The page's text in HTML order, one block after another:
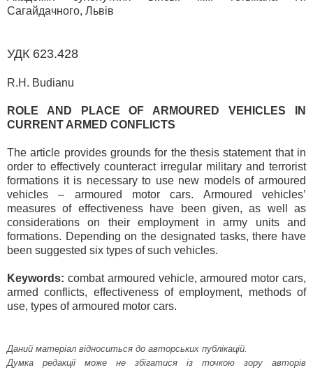
Сагайдачного, Львів
УДК 623.428
R.H. Budianu
ROLE AND PLACE OF ARMOURED VEHICLES IN
CURRENT ARMED CONFLICTS
The article provides grounds for the thesis statement that in
order to effectively counteract irregular military and terrorist
formations it is necessary to use new models of armoured
vehicles – armoured motor cars. Armoured vehicles’
measures of effectiveness have been given, as well as
considerations on their employment in army units and
formations. Depending on the designated tasks, there have
been suggested six types of such vehicles.
Keywords: combat armoured vehicle, armoured motor cars,
armed conflicts, effectiveness of employment, methods of
use, types of armoured motor cars.
Даний матеріал відноситься до авторських публікацій.
Думка редакції може не збігатися із точкою зору авторів